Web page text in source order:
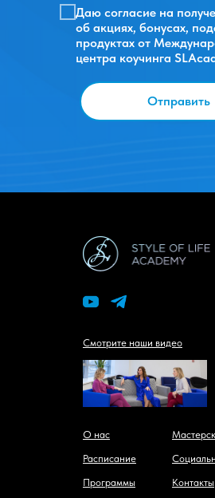
Даю согласие на
об акциях, бонусах,
продуктах от
центра коучинга
Отправить
О нас
Смотрите наши видео
Расписание
Программы
Контакты